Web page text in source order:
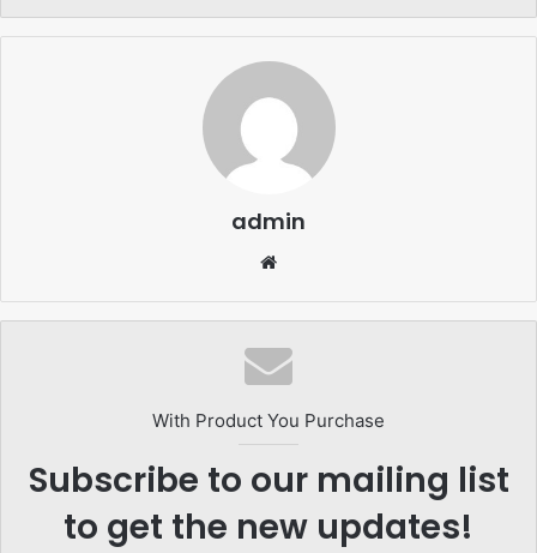
admin
With Product You Purchase
Subscribe to our mailing list
to get the new updates!